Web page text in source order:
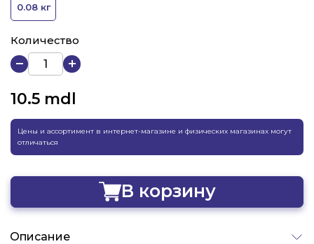
0.08 кг
Количество
10.5 mdl
Цены и ассортимент в интернет-магазине и физических магазинах могут
отличаться
В корзину
Добавлено
Описание